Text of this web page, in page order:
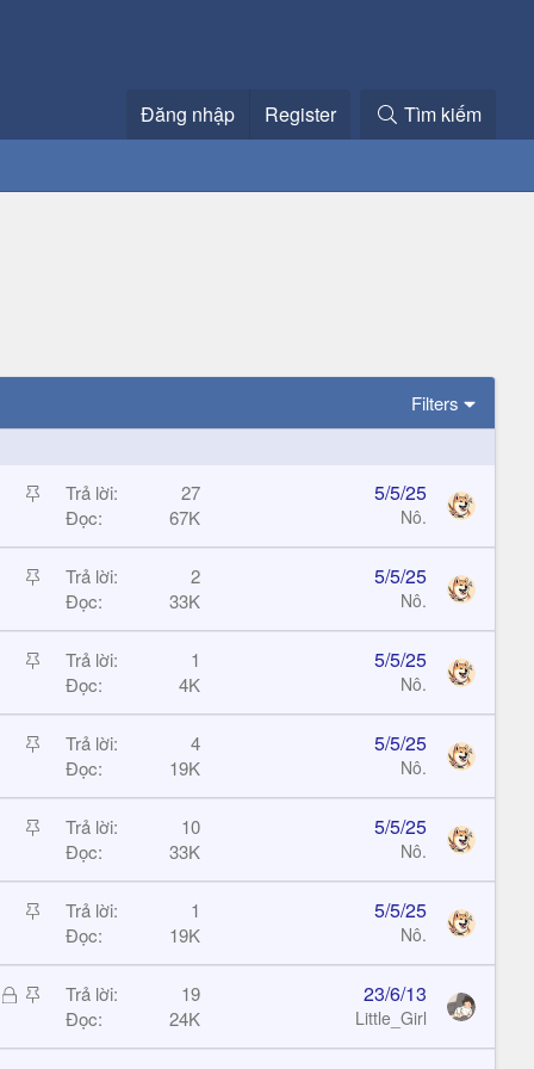
Đăng nhập Register Tìm kiếm
Filters
S
i
c
Trả lời
27
Đọc
67K
5/5/25
Nô.
S
i
c
Trả lời
2
Đọc
33K
5/5/25
Nô.
S
i
c
Trả lời
1
Đọc
4K
5/5/25
Nô.
S
i
c
Trả lời
4
Đọc
19K
5/5/25
Nô.
S
i
c
Trả lời
10
Đọc
33K
5/5/25
Nô.
S
i
c
Trả lời
1
Đọc
19K
5/5/25
Nô.
Đ
k
S
i
Trả lời
19
Đọc
24K
23/6/13
Little_Girl